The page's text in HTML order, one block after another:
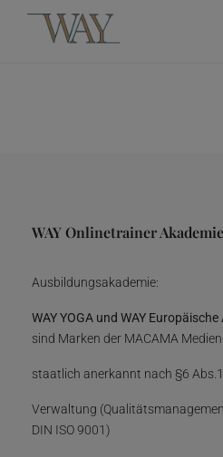
WAY Onlinetrainer Akademie
Ausbildungsakademie:
WAY YOGA und WAY
sind Marken der MACAMA
staatlich anerkannt nach §6 Abs.1
Verwaltung
DIN ISO 9001)